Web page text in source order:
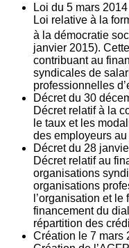
Loi du 5 mars 2014
Loi relative à la
à la démocratie
janvier 2015).
contribuant au
syndicales de
professionnelles
Décret du 30
Décret relatif à la
le taux et les
des employeurs
Décret du 28
Décret relatif au
organisations
organisations
l’organisation et
financement du
répartition des
Création le 7 mars